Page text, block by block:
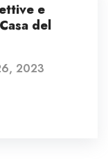
e
del
2023